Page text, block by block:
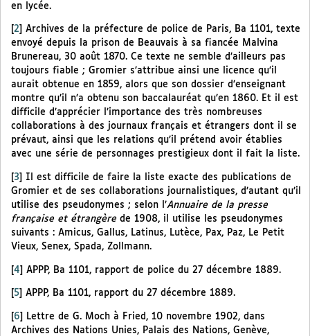
en lycée.
2
Archives de la préfecture de police de Paris, Ba 1101, texte
envoyé depuis la prison de Beauvais à sa fiancée Malvina
Brunereau, 30 août 1870. Ce texte ne semble d’ailleurs pas
toujours fiable ; Gromier s’attribue ainsi une licence qu’il
aurait obtenue en 1859, alors que son dossier d’enseignant
montre qu’il n’a obtenu son baccalauréat qu’en 1860. Et il est
difficile d’apprécier l’importance des très nombreuses
collaborations à des journaux français et étrangers dont il se
prévaut, ainsi que les relations qu’il prétend avoir établies
avec une série de personnages prestigieux dont il fait la liste.
3
Il est difficile de faire la liste exacte des publications de
Gromier et de ses collaborations journalistiques, d’autant qu’il
utilise des pseudonymes ; selon l’Annuaire de la presse
française et étrangèrede 1908, il utilise les pseudonymes
suivants : Amicus, Gallus, Latinus, Lutèce, Pax, Paz, Le Petit
Vieux, Senex, Spada, Zollmann.
[4] APPP, Ba 1101, rapport de police du 27 décembre 1889.
5 APPP, Ba 1101, rapport du 27 décembre 1889.
[6]
Lettre de G. Moch à Fried, 10 novembre 1902, dans
Archives des Nations Unies, Palais des Nations, Genève,